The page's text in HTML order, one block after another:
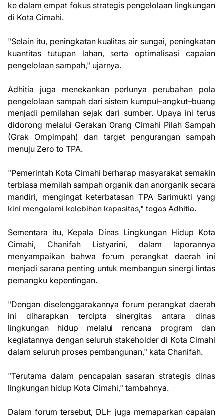
ke dalam empat fokus strategis pengelolaan lingkungan
di Kota Cimahi.
"Selain itu, peningkatan kualitas air sungai, peningkatan
kuantitas tutupan lahan, serta optimalisasi capaian
pengelolaan sampah," ujarnya.
Adhitia juga menekankan perlunya perubahan pola
pengelolaan sampah dari sistem kumpul–angkut–buang
menjadi pemilahan sejak dari sumber. Upaya ini terus
didorong melalui Gerakan Orang Cimahi Pilah Sampah
(Grak Ompimpah) dan target pengurangan sampah
menuju Zero to TPA.
"Pemerintah Kota Cimahi berharap masyarakat semakin
terbiasa memilah sampah organik dan anorganik secara
mandiri, mengingat keterbatasan TPA Sarimukti yang
kini mengalami kelebihan kapasitas," tegas Adhitia.
Sementara itu, Kepala Dinas Lingkungan Hidup Kota
Cimahi, Chanifah Listyarini, dalam laporannya
menyampaikan bahwa forum perangkat daerah ini
menjadi sarana penting untuk membangun sinergi lintas
pemangku kepentingan.
"Dengan diselenggarakannya forum perangkat daerah
ini diharapkan tercipta sinergitas antara dinas
lingkungan hidup melalui rencana program dan
kegiatannya dengan seluruh stakeholder di Kota Cimahi
dalam seluruh proses pembangunan," kata Chanifah.
"Terutama dalam pencapaian sasaran strategis dinas
lingkungan hidup Kota Cimahi," tambahnya.
Dalam forum tersebut, DLH juga memaparkan capaian